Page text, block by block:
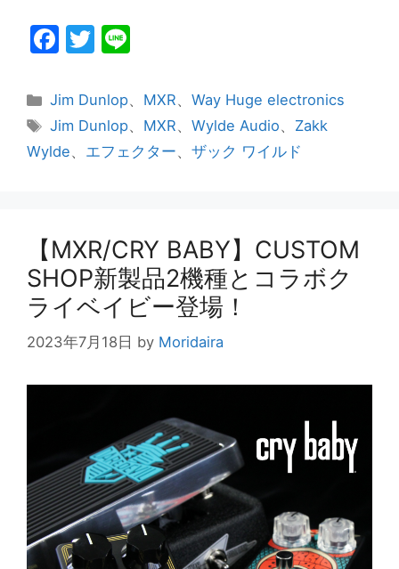
F
c
e
b
k
T
itt
er
e
カ
テ
リ
Jim Dunlop、 MXR、Way Huge electronics
タ
グ
Jim Dunlop、 MXR、Wylde Audio、 Zakk
Wylde、 エフェクター、 ザック ワイルド
【MXR/CRY BABY】CUSTOM
SHOP新製品2機種とコラボク
ライベイビー登場！
2023年7月18日 by Moridaira